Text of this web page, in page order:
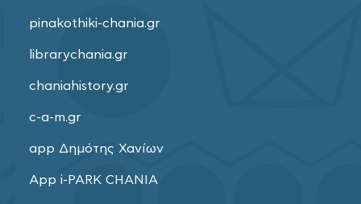
pinakothiki-chania.gr
librarychania.gr
chaniahistory.gr
c-a-m.gr
app Δημότης Χανίων
App i-PARK CHANIA